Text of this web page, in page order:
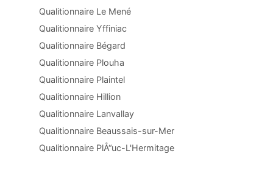
Qualitionnaire Le Mené
Qualitionnaire Yffiniac
Qualitionnaire Bégard
Qualitionnaire Plouha
Qualitionnaire Plaintel
Qualitionnaire Hillion
Qualitionnaire Lanvallay
Qualitionnaire Beaussais-sur-Mer
Qualitionnaire PlÅ“uc-L'Hermitage